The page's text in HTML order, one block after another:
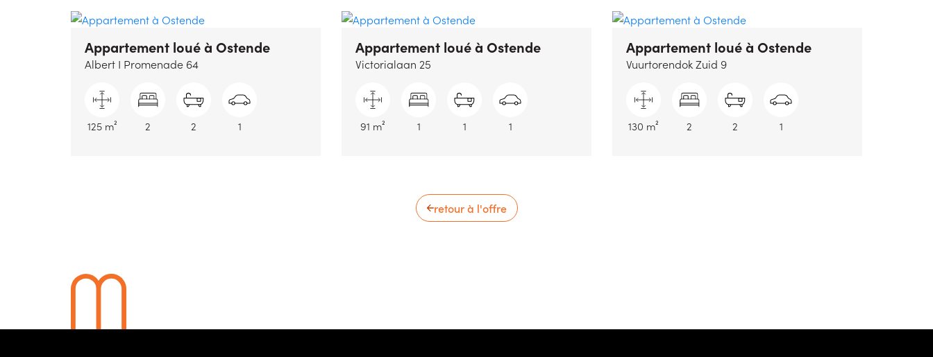
Appartement louéà Ostende
Albert I Promenade 64
125 m² 2 2 1
Appartement louéà Ostende
Victorialaan 25
91 m² 1 1 1
Appartement louéà Ostende
Vuurtorendok Zuid 9
130 m² 2 2 1
retour à l'offre